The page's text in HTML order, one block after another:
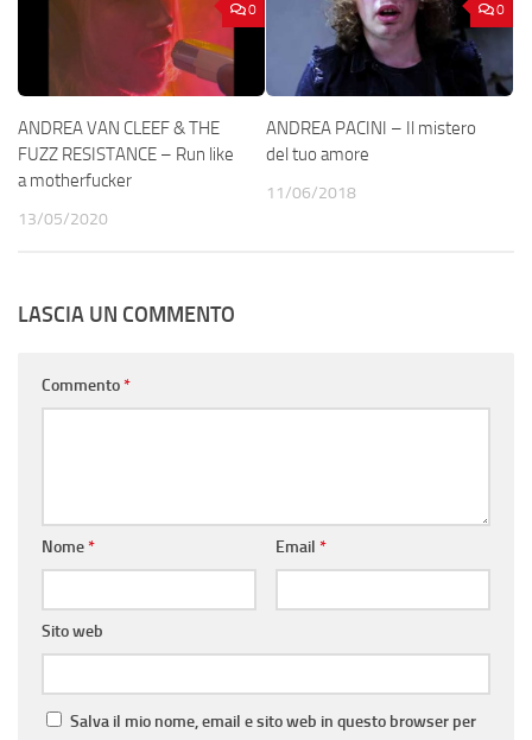
0
ANDREA VAN CLEEF & THE
FUZZ RESISTANCE – Run like
a motherfucker
13/05/2020
0
ANDREA PACINI – Il mistero
del tuo amore
11/06/2018
LASCIA UN COMMENTO
Commento*
Nome* Email *
Sito web
Salva il mio nome, email e sito web in questo browser per